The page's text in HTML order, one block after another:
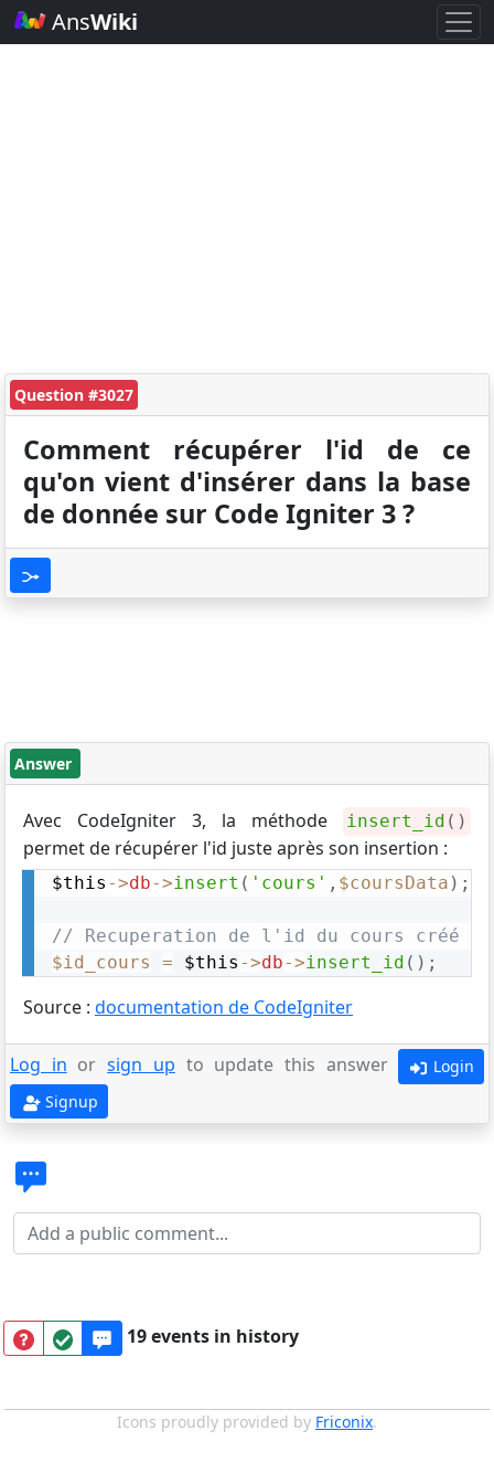
AnsWiki
Question #3027
Comment récupérer l'id de ce
qu'on vient d'insérer dans la base
de donnée sur Code Igniter 3 ?
Answer
Avec CodeIgniter 3, la méthode insert_id ( )
permet de récupérer l'id juste après son insertion :
$this ->db->insert ( 'cours' , $coursData ) ;
// Recuperation de l'id du cours créé
$id_cours
= $this ->db->insert_id ( ) ;
Source : documentation de CodeIgniter
Log in orsign up to update this answer
Login
Signup
19 events in history
Icons proudly provided by Friconix.